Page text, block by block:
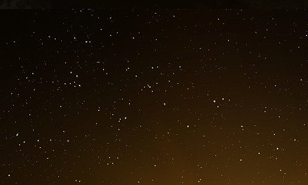
valeur fond mois après mois.
C’est sur ces écarts de change que Ponzi
qu’il racontera au New York Times le 30
taux de change dans les différents pays
compte. Pour voir. ça marchait. Mes premiers
Les journalistes les plus perspicaces lui
transformait les timbres en argent. Et là
Morgan ne révélaient leurs trucs à
quand les questions devenaient trop
affaires.